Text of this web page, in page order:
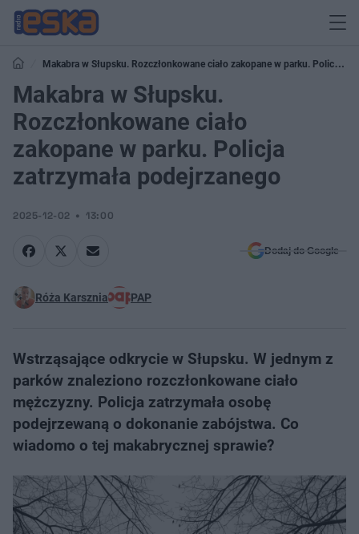
Makabra w Słupsku. Rozczłonkowane ciało zakopane w parku. Policja
zatrzymała podejrzanego
Makabra w Słupsku.
Rozczłonkowane ciało
zakopane w parku. Policja
zatrzymała podejrzanego
2025-12-02 13:00
Dodaj do Google
Róża Karsznia PAP
Wstrząsające odkrycie w Słupsku. W jednym z
parków znaleziono rozczłonkowane ciało
mężczyzny. Policja zatrzymała osobę
podejrzewaną o dokonanie zabójstwa. Co
wiadomo o tej makabrycznej sprawie?